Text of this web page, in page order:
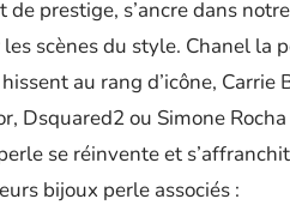
de prestige, s’ancre dans
scènes du style. Chanel la
au rang d’icône, Carrie
Dsquared2 ou Simone
se réinvente et
bijoux perle associés :